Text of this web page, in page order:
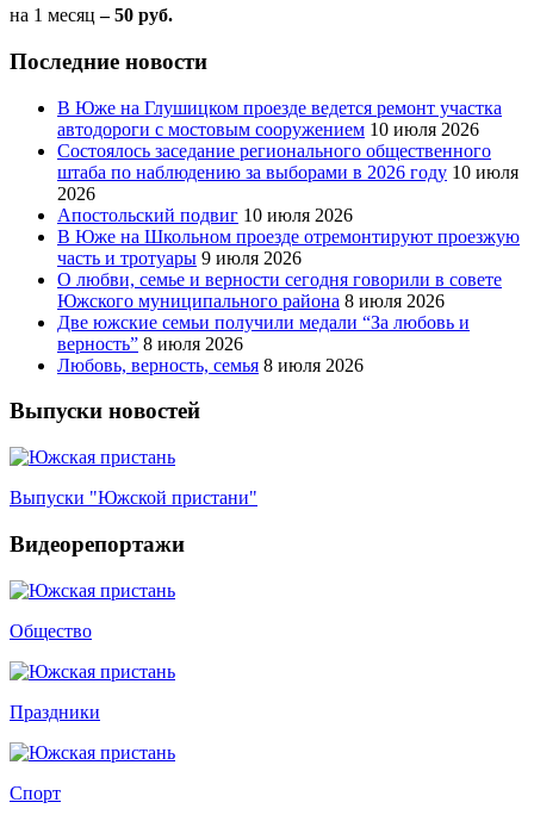
на 1 месяц – 50 руб.
Последние новости
В Юже на Глушицком проезде ведется ремонт участка
автодороги с мостовым сооружением 10 июля 2026
Состоялось заседание регионального общественного
штаба по наблюдению за выборами в 2026 году 10 июля
2026
Апостольский подвиг 10 июля 2026
В Юже на Школьном проезде отремонтируют проезжую
часть и тротуары 9 июля 2026
О любви, семье и верности сегодня говорили в совете
Южского муниципального района 8 июля 2026
Две южские семьи получили медали “За любовь и
верность” 8 июля 2026
Любовь, верность, семья 8 июля 2026
Выпуски новостей
Выпуски "Южской пристани"
Видеорепортажи
Общество
Праздники
Спорт